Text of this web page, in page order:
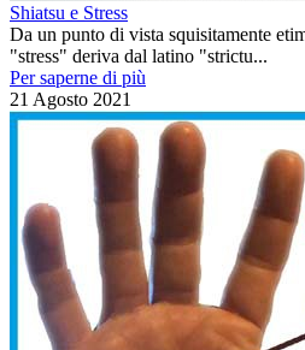
Shiatsu e Stress
Da un punto di vista squisitamente
"stress" deriva dal latino "strictu...
Per saperne di più
21 Agosto 2021